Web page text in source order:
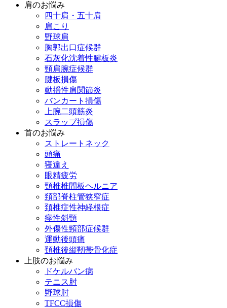
肩のお悩み
四十肩・五十肩
肩こり
野球肩
胸郭出口症候群
石灰化沈着性腱板炎
頸肩腕症候群
腱板損傷
動揺性肩関節炎
バンカート損傷
上腕二頭筋炎
スラップ損傷
首のお悩み
ストレートネック
頭痛
寝違え
眼精疲労
頸椎椎間板ヘルニア
頚部脊柱管狭窄症
頚椎症性神経根症
痙性斜頸
外傷性頸部症候群
運動後頭痛
頚椎後縦靭帯骨化症
上肢のお悩み
ドケルバン病
テニス肘
野球肘
TFCC損傷